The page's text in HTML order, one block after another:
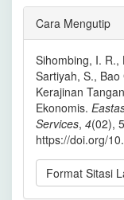
Rincian
Artikel
Cara Mengutip
Sihombing, I. R.,
Sartiyah, S., Bao
Kerajinan
Ekonomis.
Services, 4(02),
https://doi.org/
Format Sitasi